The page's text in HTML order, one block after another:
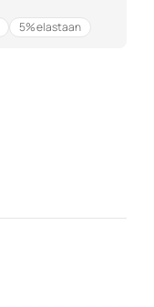
5% elastaan